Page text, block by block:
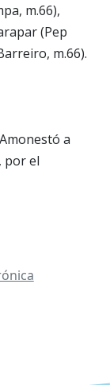
m.66),
(Pep
m.66).
a
por el